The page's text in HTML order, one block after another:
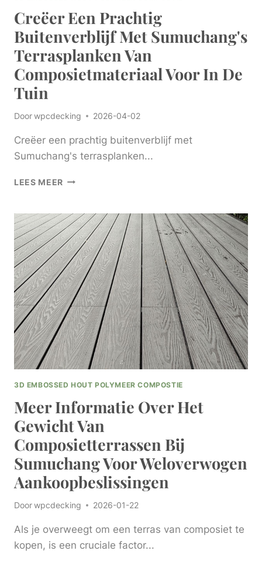
Creëer Een Prachtig
Buitenverblijf Met Sumuchang's
Terrasplanken Van
Composietmateriaal Voor In De
Tuin
Doorwpcdecking 2026-04-02
Creëer een prachtig buitenverblijf met
Sumuchang's terrasplanken...
LEES MEER CREËER
BUITENVERBLIJF
MET
SUMUCHANG'S
TERRASPLANKEN
VAN
COMPOSIETMATERIAAL
VOOR
IN
DE
TUIN
3D EMBOSSED HOUT POLYMEER COMPOSTIE
Meer Informatie Over Het
Gewicht Van
Composietterrassen Bij
Sumuchang Voor Weloverwogen
Aankoopbeslissingen
Doorwpcdecking 2026-01-22
Als je overweegt om een terras van composiet te
kopen, is een cruciale factor...